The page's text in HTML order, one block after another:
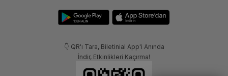
👇 QR'ı Tara, Biletinial App'i Anında
İndir, Etkinlikleri Kaçırma!